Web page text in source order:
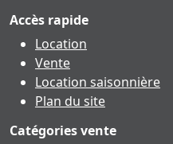
Accès rapide
Location
Vente
Location saisonnière
Plan du site
Catégories vente